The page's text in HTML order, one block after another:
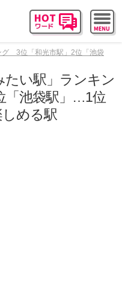
グ 3位「和光市駅」2位「池袋
たい駅」ランキン
「池袋駅」…1位
しめる駅